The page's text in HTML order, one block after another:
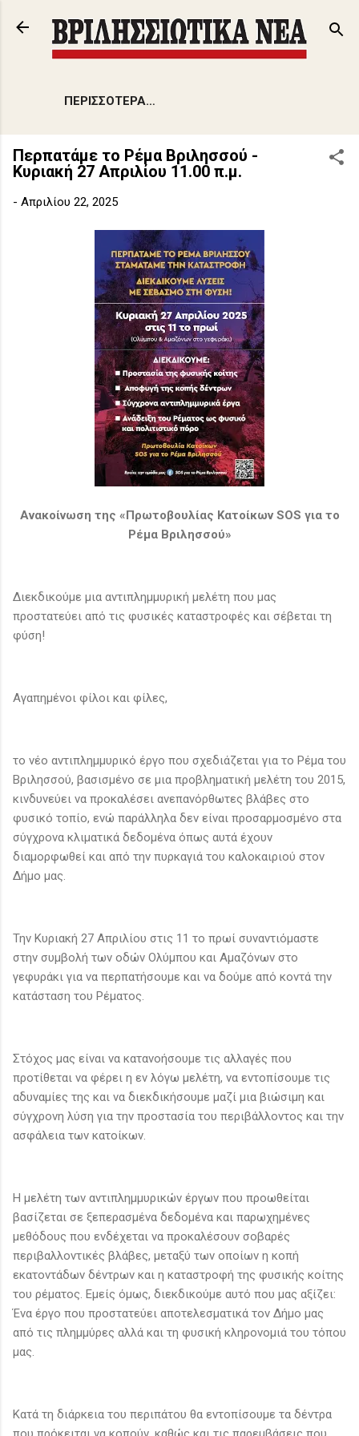
Μετάβαση στο κύριο περιεχόμενο
ΠΕΡΙΣΣΌΤΕΡΑ…
Περπατάμε το Ρέμα Βριλησσού -
Κυριακή 27 Απριλίου 11.00 π.μ.
- Απριλίου 22, 2025
Ανακοίνωση της «Πρωτοβουλίας Κατοίκων SOS για το
Ρέμα Βριλησσού»
Διεκδικούμε μια αντιπλημμυρική μελέτη που μας
προστατεύει από τις φυσικές καταστροφές και σέβεται τη
φύση!
Αγαπημένοι φίλοι και φίλες,
το νέο αντιπλημμυρικό έργο που σχεδιάζεται για το Ρέμα του
Βριλησσού, βασισμένο σε μια προβληματική μελέτη του 2015,
κινδυνεύει να προκαλέσει ανεπανόρθωτες βλάβες στο
φυσικό τοπίο, ενώ παράλληλα δεν είναι προσαρμοσμένο στα
σύγχρονα κλιματικά δεδομένα όπως αυτά έχουν
διαμορφωθεί και από την πυρκαγιά του καλοκαιριού στον
Δήμο μας.
Την Κυριακή 27 Απριλίου στις 11 το πρωί συναντιόμαστε
στην συμβολή των οδών Ολύμπου και Αμαζόνων στο
γεφυράκι για να περπατήσουμε και να δούμε από κοντά την
κατάσταση του Ρέματος.
Στόχος μας είναι να κατανοήσουμε τις αλλαγές που
προτίθεται να φέρει η εν λόγω μελέτη, να εντοπίσουμε τις
αδυναμίες της και να διεκδικήσουμε μαζί μια βιώσιμη και
σύγχρονη λύση για την προστασία του περιβάλλοντος και την
ασφάλεια των κατοίκων.
Η μελέτη των αντιπλημμυρικών έργων που προωθείται
βασίζεται σε ξεπερασμένα δεδομένα και παρωχημένες
μεθόδους που ενδέχεται να προκαλέσουν σοβαρές
περιβαλλοντικές βλάβες, μεταξύ των οποίων η κοπή
εκατοντάδων δέντρων και η καταστροφή της φυσικής κοίτης
του ρέματος. Εμείς όμως, διεκδικούμε αυτό που μας αξίζει:
Ένα έργο που προστατεύει αποτελεσματικά τον Δήμο μας
από τις πλημμύρες αλλά και τη φυσική κληρονομιά του τόπου
μας.
Κατά τη διάρκεια του περιπάτου θα εντοπίσουμε τα δέντρα